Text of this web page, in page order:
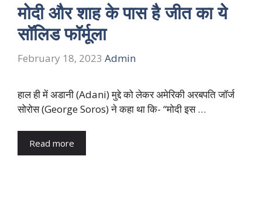
मोदी और शाह के पास है जीत का ये
सॉलिड फॉर्मूला
February 18, 2023 Admin
हाल ही में अडानी (Adani) मुद्दे को लेकर अमेरिकी अरबपति जॉर्ज
सोरोस (George Soros) ने कहा था कि- “मोदी इस …
Read more